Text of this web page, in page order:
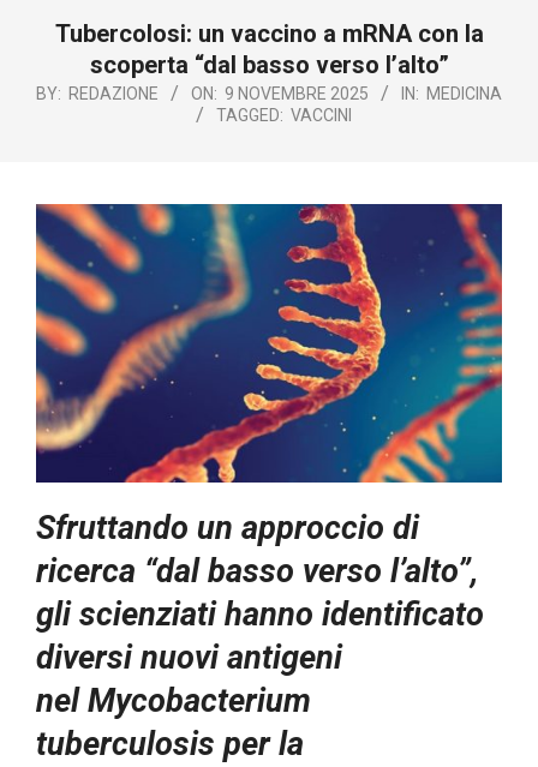
Tubercolosi: un vaccino a mRNA con la
scoperta “dal basso verso l’alto”
BY: REDAZIONE ON: 9 NOVEMBRE 2025 IN: MEDICINA
TAGGED: VACCINI
Sfruttando un approccio di
ricerca “dal basso verso l’alto”,
gli scienziati hanno identificato
diversi nuovi antigeni
nel Mycobacterium
tuberculosis per la